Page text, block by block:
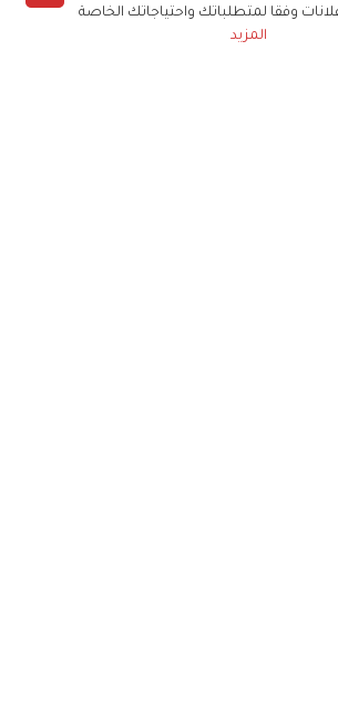
وفقا لمتطلباتك واحتياجاتك الخاصة
المزيد